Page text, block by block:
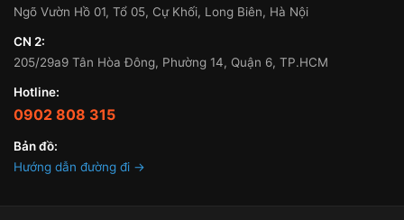
Ngõ Vườn Hồ 01, Tổ 05, Cự Khối, Long Biên, Hà Nội
CN 2:
205/29a9 Tân Hòa Đông, Phường 14, Quận 6, TP.HCM
Hotline:
0902 808 315
Bản đồ:
Hướng dẫn đường đi →